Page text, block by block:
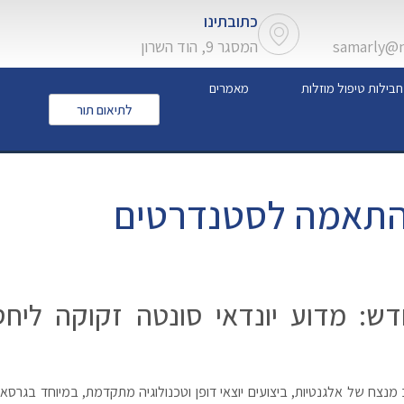
כתובתינו
המסגר 9, הוד השרון
חבילות טיפול מוזלות
מאמרים
לתיאום תור
לסטנדרטים
מדוע יונדאי סונטה זקוקה
של אלגנטיות, ביצועים יוצאי דופן וטכנולוגיה מתקדמת, במיוחד